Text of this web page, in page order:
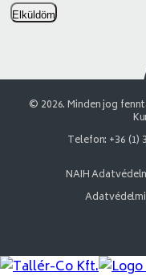
Elküldöm
© 2026. Minden jog
Telefon: +36 (1)
NAIH